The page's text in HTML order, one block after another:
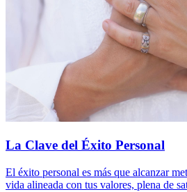
La Clave del Éxito Personal
El éxito personal es más que alcanzar
vida alineada con tus valores, plena de